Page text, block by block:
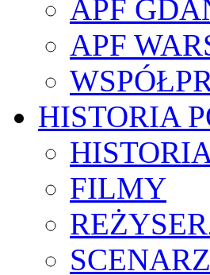
APF
APF
HISTORIA
FILMY